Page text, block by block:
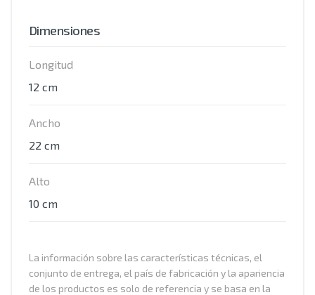
Dimensiones
Longitud
12 cm
Ancho
22 cm
Alto
10 cm
La información sobre las características técnicas, el
conjunto de entrega, el país de fabricación y la apariencia
de los productos es solo de referencia y se basa en la